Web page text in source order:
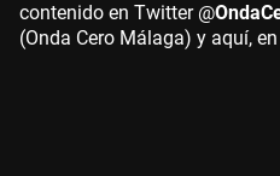
contenido en Twitter @
(Onda Cero Málaga) y aquí,